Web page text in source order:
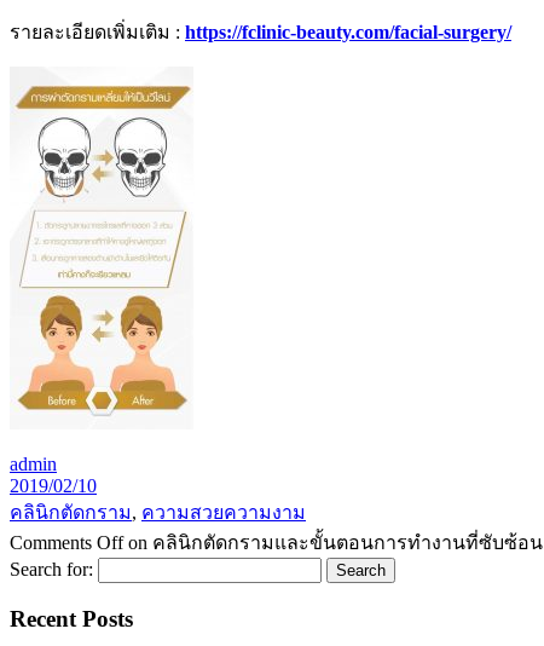
รายละเอียดเพิ่มเติม : https://fclinic-beauty.com/facial-surgery/
admin
2019/02/10
คลินิกตัดกราม, ความสวยความงาม
Comments Offon คลินิกตัดกรามและขั้นตอนการทำงานที่ซับซ้อน
Search for:
Recent Posts